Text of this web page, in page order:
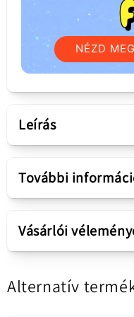
NÉZD
Leírás
Értékesítési csomag
További
Samsung
Vásárlói
2
Alternatív